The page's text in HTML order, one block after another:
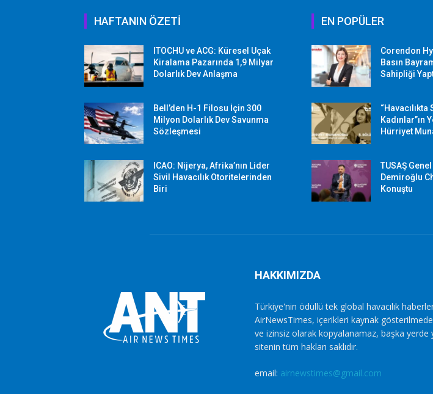
HAFTANIN ÖZETİ
ITOCHU ve ACG: Küresel Uçak
Kiralama Pazarında 1,9 Milyar
Dolarlık Dev Anlaşma
Bell’den H-1 Filosu İçin 300
Milyon Dolarlık Dev Savunma
Sözleşmesi
ICAO: Nijerya, Afrika’nın Lider
Sivil Havacılık Otoritelerinden
Biri
EN POPÜLER
Corendon
Basın
Sahipliği
“Havacılıkta
Kadınlar”ın
Hürriyet
TUSAŞ
Demiroğlu
Konuştu
HAKKIMIZDA
Türkiye'nin ödüllü tek global havacılık
AirNewsTimes, içerikleri kaynak
ve izinsiz olarak kopyalanamaz, başka yerde
sitenin tüm hakları saklıdır.
email: airnewstimes@gmail.com